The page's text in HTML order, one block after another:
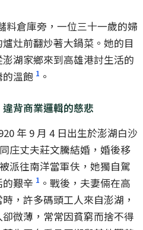
料倉庫旁，一位三十一歲的婦
灶前翻炒著大鍋菜。她的目
湖家鄉來到高雄港討生活的
溫飽 1 。
背商業邏輯的慈悲
年 9 月 4 日出生於澎湖白沙
庄丈夫莊文騰結婚，婚後移
派往南洋當軍伕，她獨自駕
艱辛 1 。戰後，夫妻倆在高
，許多碼頭工人來自澎湖，
微薄，常常因貧窮而捨不得